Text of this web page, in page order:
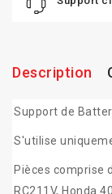
Description
Support de
S'utilise
Pièces comprise
RC211V, Honda